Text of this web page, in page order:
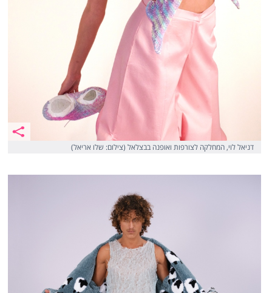
דניאל לוי, המחלקה לצורפות ואופנה בבצלאל (צילום: שלו אריאל)